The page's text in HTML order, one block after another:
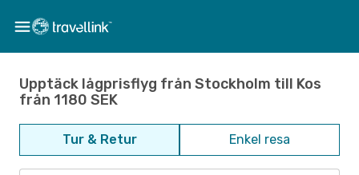
Upptäck lågprisflyg från Stockholm till Kos
från 1180 SEK
Tur & Retur Enkel resa